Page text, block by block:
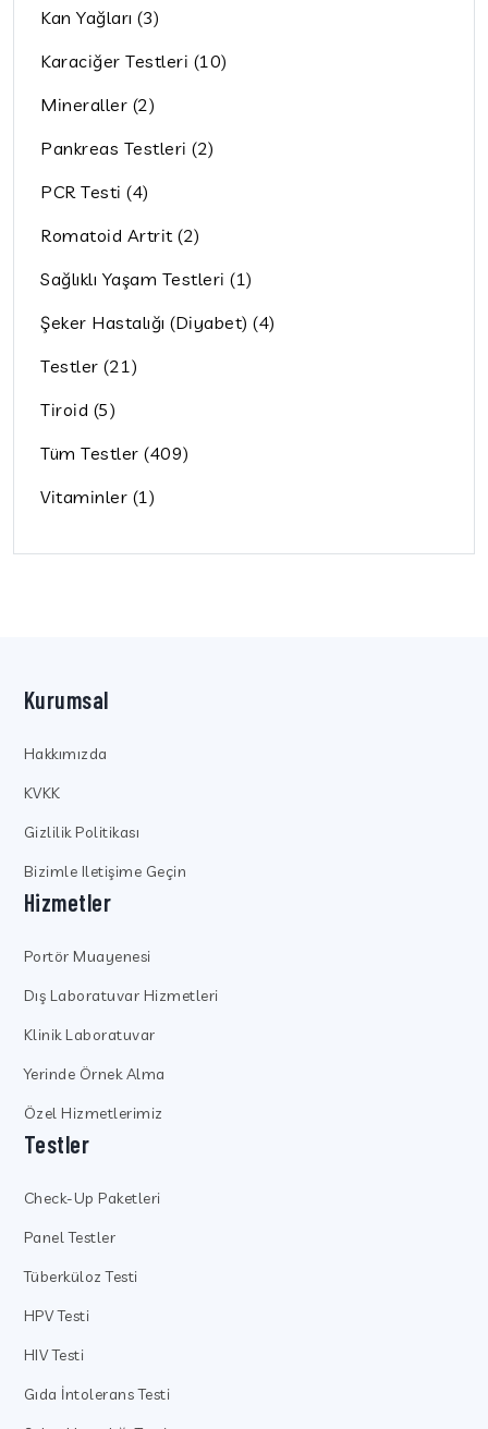
Kan Yağları (3)
Karaciğer Testleri (10)
Mineraller (2)
Pankreas Testleri (2)
PCR Testi (4)
Romatoid Artrit (2)
Sağlıklı Yaşam Testleri (1)
Şeker Hastalığı (Diyabet) (4)
Testler (21)
Tiroid (5)
Tüm Testler (409)
Vitaminler (1)
Kurumsal
Hakkımızda
KVKK
Gizlilik Politikası
Bizimle Iletişime Geçin
Hizmetler
Portör Muayenesi
Dış Laboratuvar Hizmetleri
Klinik Laboratuvar
Yerinde Örnek Alma
Özel Hizmetlerimiz
Testler
Check-Up Paketleri
Panel Testler
Tüberküloz Testi
HPV Testi
HIV Testi
Gıda İntolerans Testi